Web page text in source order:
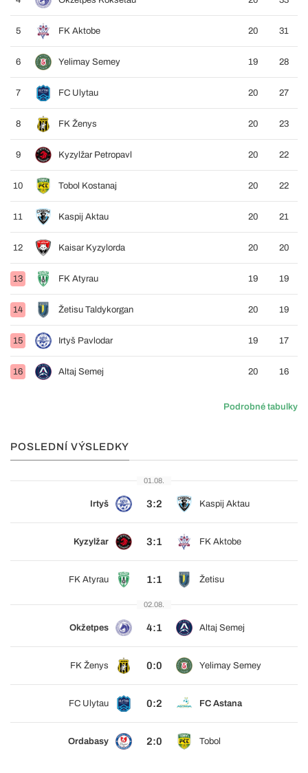
5 FK Aktobe 20 31
6 Yelimay Semey 19 28
7 FC Ulytau 20 27
8 FK Ženys 20 23
9 Kyzylžar Petropavl 20 22
10 Tobol Kostanaj 20 22
11 Kaspij Aktau 20 21
12 Kaisar Kyzylorda 20 20
13 FK Atyrau 19 19
14 Žetisu Taldykorgan 20 19
15 Irtyš Pavlodar 19 17
16 Altaj Semej 20 16
Podrobné tabulky
POSLEDNÍ VÝSLEDKY
01.08.
Irtyš 3:2 Kaspij Aktau
Kyzylžar 3:1 FK Aktobe
FK Atyrau 1:1 Žetisu
02.08.
Okžetpes 4:1 Altaj Semej
FK Ženys 0:0 Yelimay Semey
FC Ulytau 0:2 FC Astana
Ordabasy 2:0 Tobol